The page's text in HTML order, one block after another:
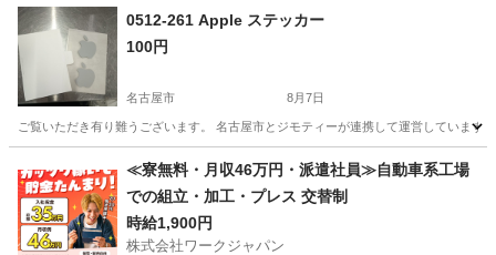
0512-261 Apple ステッカー
100円
名古屋市 8月7日
ご覧いただき有り難うございます。 名古屋市とジモティーが連携して運営してい
携帯アクセサリー リユース
≪寮無料・月収46万円・派遣社員≫自動車系工場
での組立・加工・プレス 交替制
時給1,900円
株式会社ワークジャパン